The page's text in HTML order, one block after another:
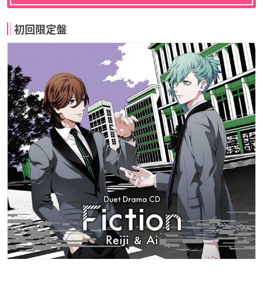
初回限定盤